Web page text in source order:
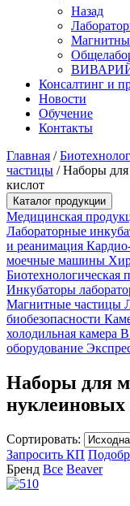
Назад
Консалтинг и
Новости
Обучение
Контакты
Главная /
частицы /Наборы
кислот
Каталог продукции
Медицинская
Лабораторные
и реанимация
моечные машины
Биотехнологическая
Инкубаторы
Магнитные частицы
биобезопасности
холодильная камера
оборудование
Наборы для
нуклеиновых
Сортировать:
Запросить КП
Бренд Все Beaver